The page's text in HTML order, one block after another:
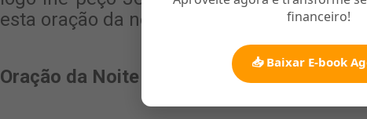
financeiro!
📥 Baixar E-book
esta oração da noite poderosa.
Oração da Noite Para Dormir